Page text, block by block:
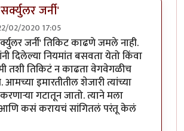
जर्नी'
02/2020 17:05
जर्नी' तिकिट काढणे जमले नाही.
दिलेल्या नियमांत बसवता येतो किंवा
तशी तिकिटं न काढता वेगवेगळीच
इमारतीतील शेजारी त्यांच्या
करणाऱ्या गटातून जातो. त्याने मला
आणि कसं करायचं सांगितलं परंतू केलं